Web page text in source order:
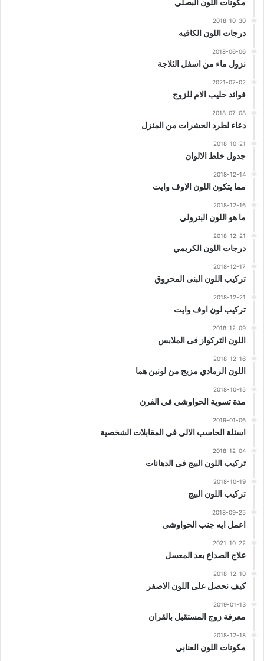
2018-10-30
درجات اللون الكافيه
2018-06-06
نزول ماء من اسفل الثلاجة
2021-07-02
فوائد حليب الام للزوج
2018-07-08
دعاء لطرد الحشرات من المنزل
2018-10-21
جدول خلط الالوان
2018-12-14
مما يتكون اللون الاوف وايت
2018-12-16
ما هو اللون البترولي
2018-12-21
درجات اللون الكريمي
2018-12-17
تركيب اللون البنى المحروق
2018-12-21
تركيب لون اوف وايت
2018-12-09
اللون التركواز فى الملابس
2018-12-16
اللون الرمادي مزيج من لونين هما
2018-10-15
مدة تسوية الحواوشي في الفرن
2019-01-06
اسئلة الحاسب الالى فى المقابلات الشخصية
2018-12-04
تركيب اللون البيج فى الدهانات
2018-10-19
تركيب اللون البيج
2018-09-25
اعمل ايه جنب الحواوشى
2021-10-22
علاج الصداع بعد المعسل
2018-12-10
كيف نحصل على اللون الاصفر
2019-01-13
معرفة زوج المستقبل بالقران
2018-12-18
مكونات اللون العنابي